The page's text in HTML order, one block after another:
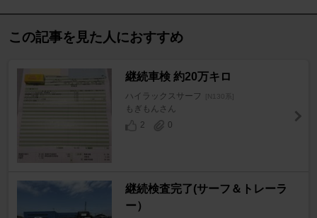
この記事を見た人におすすめ
継続車検 約20万キロ
ハイラックスサーフ [N130系]
もぎもんさん
2
0
継続検査完了(サーフ＆トレーラ
ー）